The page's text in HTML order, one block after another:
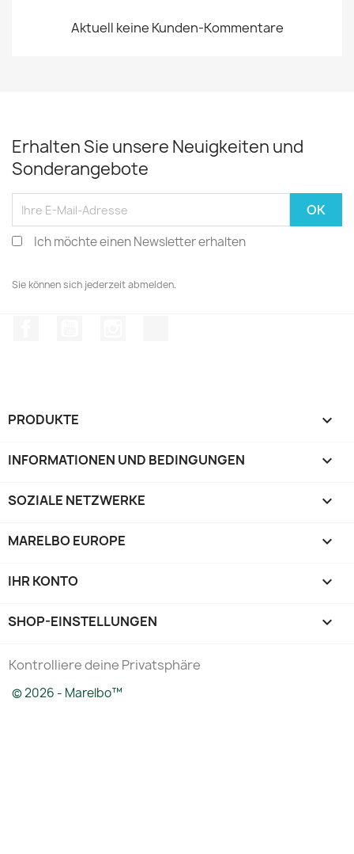
Aktuell keine Kunden-Kommentare
Erhalten Sie unsere Neuigkeiten und
Sonderangebote
Ich möchte einen Newsletter erhalten
Sie können sich jederzeit abmelden.
PRODUKTE 
INFORMATIONEN UND BEDINGUNGEN 
SOZIALE NETZWERKE 
MARELBO EUROPE 
IHR KONTO 
SHOP-EINSTELLUNGEN keyboard_arrow_down
Kontrolliere deine Privatsphäre
© 2026 - Marelbo™